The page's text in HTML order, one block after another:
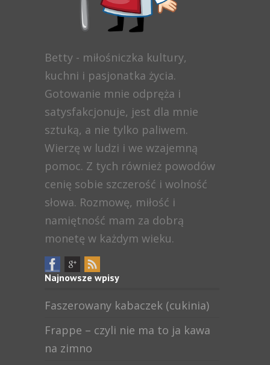
Betty - miłośniczka kultury,
kuchni i pasjonatka życia.
Gotowanie mnie odpręża i
satysfakcjonuje, jest dla mnie
sztuką, a nie tylko paliwem.
Wierzę w ludzi i we wzajemną
pomoc. Z tych również powodów
cenię sobie szczerość i wolność
słowa. Rozmowę, miłość i
namiętność mam za dobrą
monetę w każdym wieku.
Najnowsze wpisy
Faszerowany kabaczek (cukinia)
Frappe – czyli nie ma to ja kawa
na zimno